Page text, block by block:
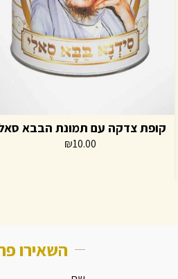
קופת צדקה עם תמונת הבבא
₪10.00
השאירו